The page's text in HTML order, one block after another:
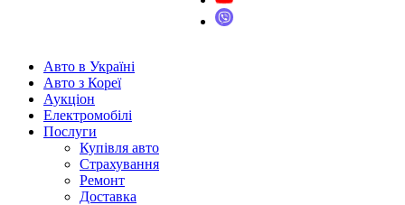
Авто в Україні
Авто з Кореї
Аукціон
Електромобілі
Послуги
Купівля авто
Страхування
Ремонт
Доставка